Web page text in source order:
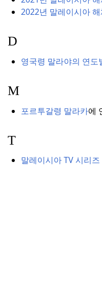
2022년 말레이시아 해
D
영국령 말라야의 연도
M
포르투갈령 말라카에
T
말레이시아 TV 시리즈